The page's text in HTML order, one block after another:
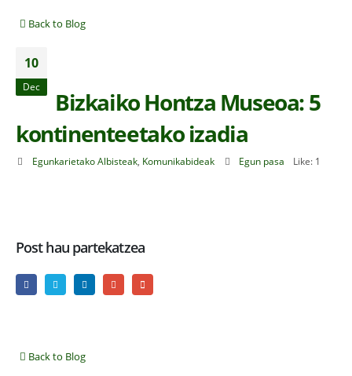
Back to Blog
10
Dec
Bizkaiko Hontza Museoa: 5
kontinenteetako izadia
Egunkarietako Albisteak, Komunikabideak Egun pasa Like: 1
Post hau partekatzea
Back to Blog